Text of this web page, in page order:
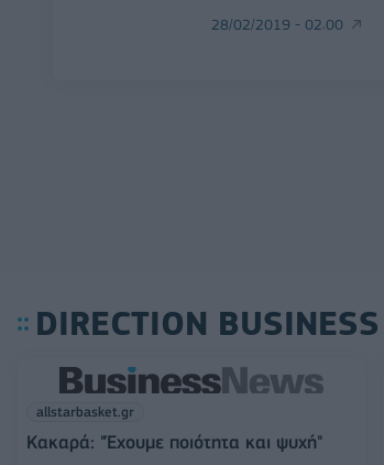
28/02/2019 - 02:00
DIRECTION
allstarbasket.gr
Κακαρά: "Έχουμε ποιότητα και ψυχή"